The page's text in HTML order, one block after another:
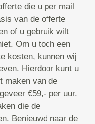
die u per mail
van de offerte
of u gebruik wilt
Om u toch een
kosten, kunnen wij
Hierdoor kunt u
maken van de
€59,- per uur.
die de
Benieuwd naar de